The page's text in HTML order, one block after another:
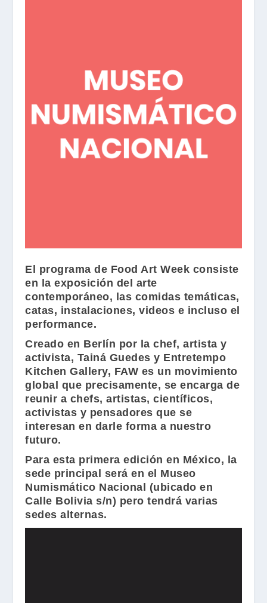
El programa de Food Art Week consiste
en la exposición del arte
contemporáneo, las comidas temáticas,
catas, instalaciones, videos e incluso el
performance.
Creado en Berlín por la chef, artista y
activista, Tainá Guedes y Entretempo
Kitchen Gallery, FAW es un movimiento
global que precisamente, se encarga de
reunir a chefs, artistas, científicos,
activistas y pensadores que se
interesan en darle forma a nuestro
futuro.
Para esta primera edición en México, la
sede principal será en el Museo
Numismático Nacional (ubicado en
Calle Bolivia s/n) pero tendrá varias
sedes alternas.